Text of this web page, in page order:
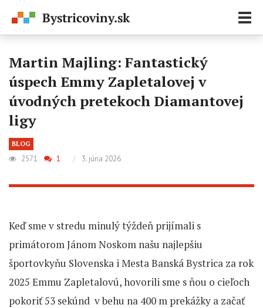
Martin Majling: Fantastický
úspech Emmy Zapletalovej v
úvodných pretekoch Diamantovej
ligy
BLOG
2571 1 / 3. júna 2026
Keď sme v stredu minulý týždeň prijímali s
primátorom Jánom Noskom našu najlepšiu
športovkyňu Slovenska i Mesta Banská Bystrica za rok
2025 Emmu Zapletalovú, hovorili sme s ňou o cieľoch
pokoriť 53 sekúnd v behu na 400 m prekážky a začať